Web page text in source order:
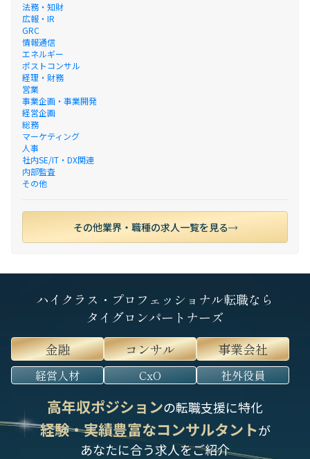
法務・知財
広報・IR
GRC
情報通信
エネルギー
ポストコンサル
経理・財務
営業
事業企画・事業開発
経営企画
総務
マーケティング
人事
社内SE/IT・DX関連
内部監査
その他
その他業界・職種の求人一覧を見る
ハイクラス・プロフェッショナル転職なら
タイグロンパートナーズ
金融
コンサル 事業会社
経営人材 CxO 社外役員
高年収ポジションの転職支援に特化
経験・実績豊富なコンサルタントが
あなたに合う求人をご紹介